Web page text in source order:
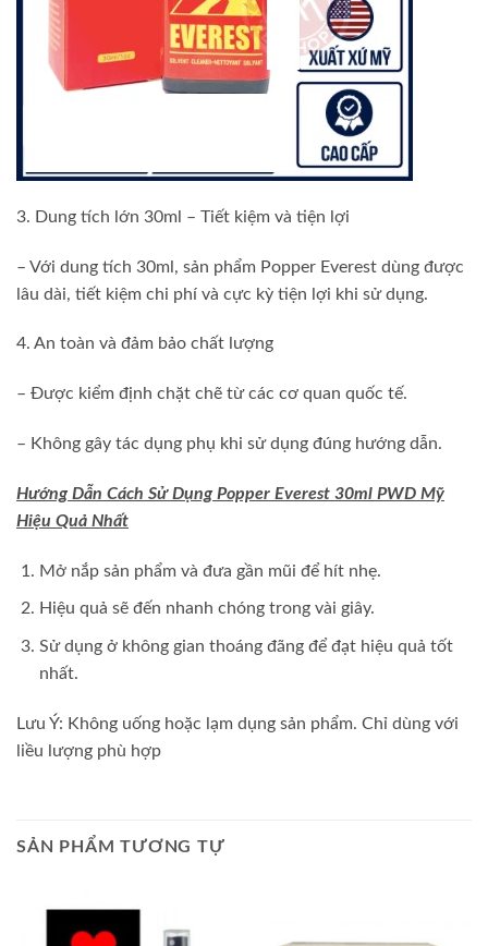
3. Dung tích lớn 30ml – Tiết kiệm và tiện lợi
– Với dung tích 30ml, sản phẩm Popper Everest dùng được
lâu dài, tiết kiệm chi phí và cực kỳ tiện lợi khi sử dụng.
4. An toàn và đảm bảo chất lượng
– Được kiểm định chặt chẽ từ các cơ quan quốc tế.
– Không gây tác dụng phụ khi sử dụng đúng hướng dẫn.
Hướng Dẫn Cách Sử Dụng Popper Everest 30ml PWD Mỹ
Hiệu Quả Nhất
Mở nắp sản phẩm và đưa gần mũi để hít nhẹ.
Hiệu quả sẽ đến nhanh chóng trong vài giây.
Sử dụng ở không gian thoáng đãng để đạt hiệu quả tốt
nhất.
Lưu Ý: Không uống hoặc lạm dụng sản phẩm. Chỉ dùng với
liều lượng phù hợp
SẢN PHẨM TƯƠNG TỰ